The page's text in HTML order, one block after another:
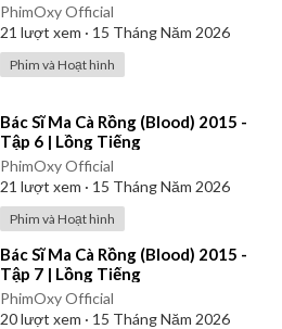
PhimOxy Official
21 lượt xem · 15 Tháng Năm 2026
Phim và Hoạt hình
⁣Bác Sĩ Ma Cà Rồng (Blood) 2015 -
Tập 6 | Lồng Tiếng
PhimOxy Official
21 lượt xem · 15 Tháng Năm 2026
Phim và Hoạt hình
⁣Bác Sĩ Ma Cà Rồng (Blood) 2015 -
Tập 7 | Lồng Tiếng
PhimOxy Official
20lượt xem · 15 Tháng Năm 2026